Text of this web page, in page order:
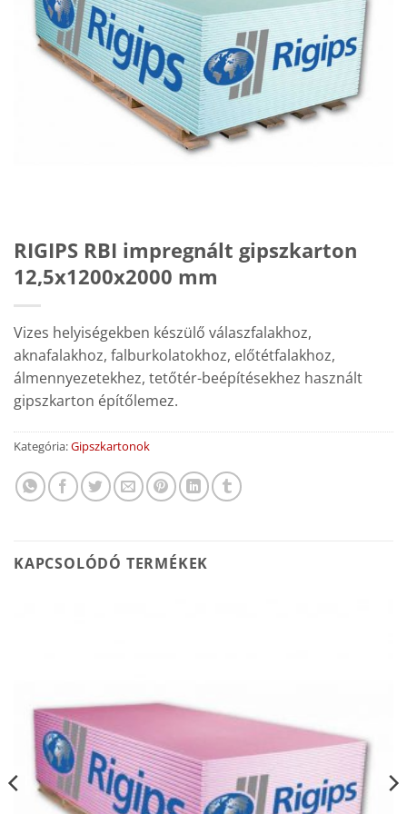
RIGIPS RBI impregnált gipszkarton
12,5x1200x2000 mm
Vizes helyiségekben készülő válaszfalakhoz,
aknafalakhoz, falburkolatokhoz, előtétfalakhoz,
álmennyezetekhez, tetőtér-beépítésekhez használt
gipszkarton építőlemez.
Kategória:Gipszkartonok
KAPCSOLÓDÓ TERMÉKEK